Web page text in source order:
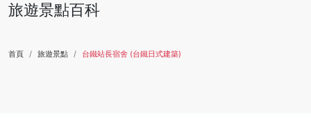
旅遊景點百科
首頁 旅遊景點 台鐵站長宿舍 (台鐵日式建築)